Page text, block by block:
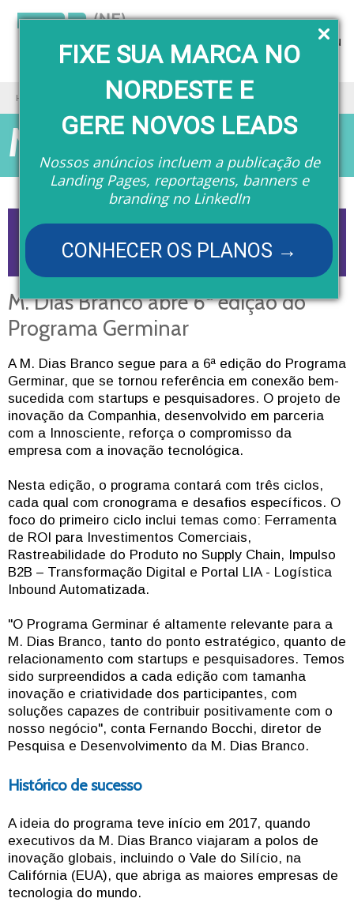
FIXE SUA MARCA NO
NORDESTE E
GERE NOVOS LEADS
Nossos anúncios incluem a publicação de
Landing Pages, reportagens, banners e
branding no LinkedIn
CONHECER OS PLANOS →
Menu
Home M. Dias Branco abre 6ª edição do Programa Germinar
Matérias
M. Dias Branco abre 6ª edição do
Programa Germinar
A M. Dias Branco segue para a 6ª edição do Programa
Germinar, que se tornou referência em conexão bem-
sucedida com startups e pesquisadores. O projeto de
inovação da Companhia, desenvolvido em parceria
com a Innosciente, reforça o compromisso da
empresa com a inovação tecnológica.
Nesta edição, o programa contará com três ciclos,
cada qual com cronograma e desafios específicos. O
foco do primeiro ciclo inclui temas como: Ferramenta
de ROI para Investimentos Comerciais,
Rastreabilidade do Produto no Supply Chain, Impulso
B2B – Transformação Digital e Portal LIA - Logística
Inbound Automatizada.
"O Programa Germinar é altamente relevante para a
M. Dias Branco, tanto do ponto estratégico, quanto de
relacionamento com startups e pesquisadores. Temos
sido surpreendidos a cada edição com tamanha
inovação e criatividade dos participantes, com
soluções capazes de contribuir positivamente com o
nosso negócio", conta Fernando Bocchi, diretor de
Pesquisa e Desenvolvimento da M. Dias Branco.
Histórico de sucesso
A ideia do programa teve início em 2017, quando
executivos da M. Dias Branco viajaram a polos de
inovação globais, incluindo o Vale do Silício, na
Califórnia (EUA), que abriga as maiores empresas de
tecnologia do mundo.